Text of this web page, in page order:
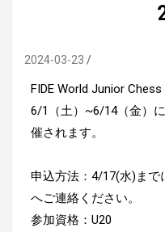
2024-03-23
FIDE World Junior
6/1（土）~6/14（金）
催されます。
申込方法：4/17(水)まで
へご連絡ください。
参加資格：U20